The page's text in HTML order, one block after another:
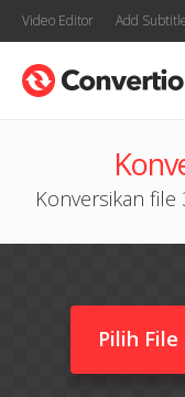
Video Editor Add
Konversikan file
Pilih File